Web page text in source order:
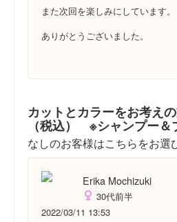
また次回を楽しみにしています。
ありがとうございました。
カットとカラーをお考え
（税込） ※シャンプー＆
なしのお客様はこちらをお選
Erika Mochizuki
30代前半
2022/03/11 13:53